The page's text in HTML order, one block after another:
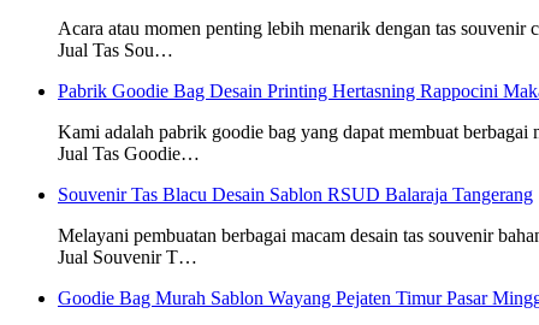
Acara atau momen penting lebih menarik dengan tas souvenir
Jual Tas Sou…
Pabrik Goodie Bag Desain Printing Hertasning Rappocini
Kami adalah pabrik goodie bag yang dapat membuat berbagai
Jual Tas Goodie…
Souvenir Tas Blacu Desain Sablon RSUD Balaraja Tangerang
Melayani pembuatan berbagai macam desain tas souvenir
Jual Souvenir T…
Goodie Bag Murah Sablon Wayang Pejaten Timur Pasar